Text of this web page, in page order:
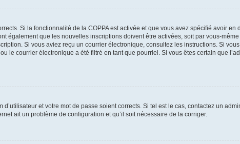
Si la fonctionnalité de la COPPA est activée et que vous avez spécifié avoir en
également que les nouvelles inscriptions doivent être activées, soit par vous-
Si vous aviez reçu un courrier électronique, consultez les instructions. Si
le courrier électronique a été filtré en tant que pourriel. Si vous êtes certain que
et votre mot de passe soient corrects. Si tel est le cas, contactez un
ait un problème de configuration et qu’il soit nécessaire de la corriger.